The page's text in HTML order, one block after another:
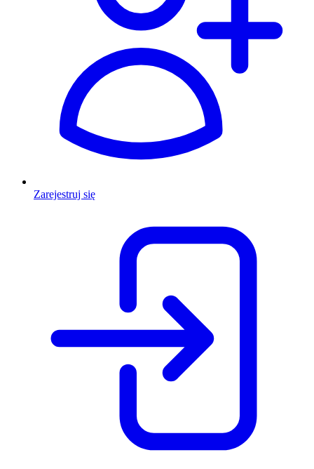
Zarejestruj się